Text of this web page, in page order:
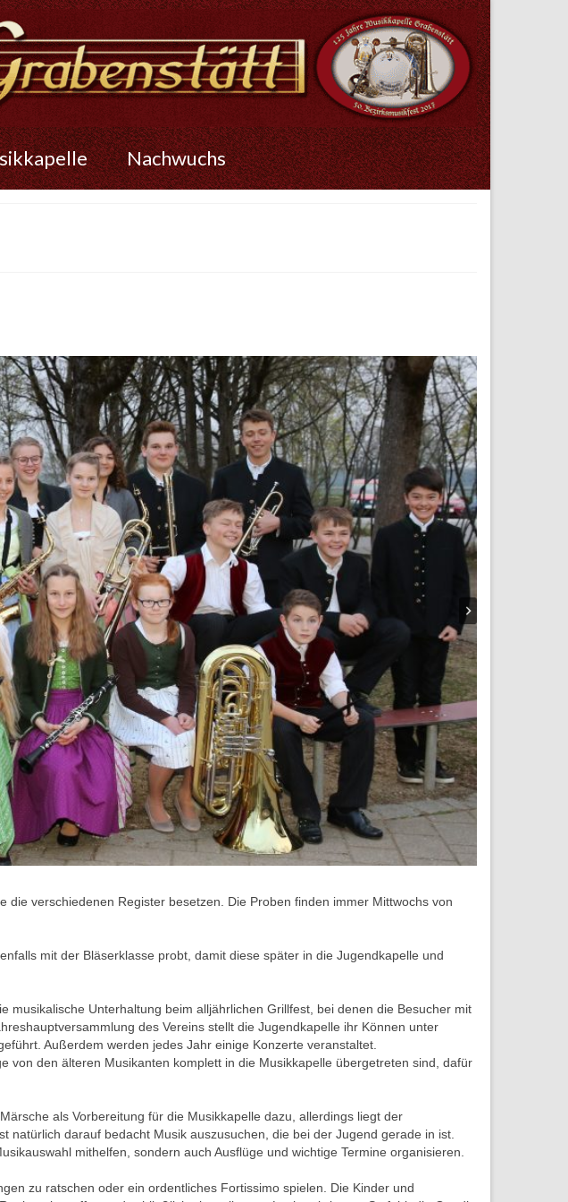
Nachwuchs
verschiedenen Register besetzen. Die Proben finden immer Mittwochs von
mit der Bläserklasse probt, damit diese später in die Jugendkapelle und
Unterhaltung beim alljährlichen Grillfest, bei denen die Besucher mit
des Vereins stellt die Jugendkapelle ihr Können unter
Außerdem werden jedes Jahr einige Konzerte veranstaltet.
von den älteren Musikanten komplett in die Musikkapelle übergetreten sind, dafür
als Vorbereitung für die Musikkapelle dazu, allerdings liegt der
darauf bedacht Musik auszusuchen, die bei der Jugend gerade in ist.
mithelfen, sondern auch Ausflüge und wichtige Termine organisieren.
zu ratschen oder ein ordentliches Fortissimo spielen. Die Kinder und